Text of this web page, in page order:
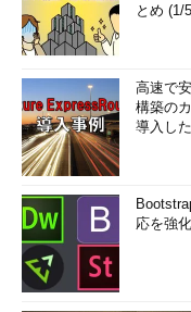
とめ (1/
高速で
構築の
導入し
応を強